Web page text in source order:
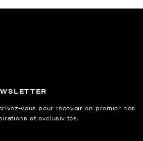
vous pour recevoir en premier nos
et exclusivités.